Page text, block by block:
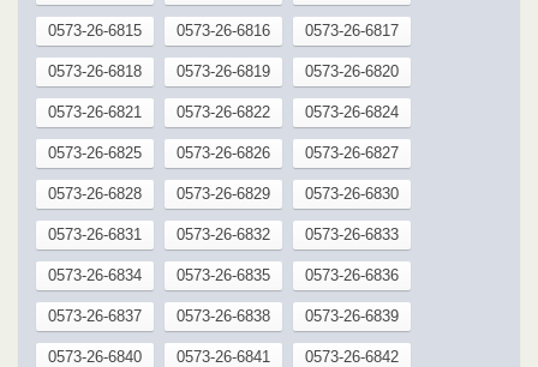
0573-26-6815 0573-26-6816 0573-26-6817
0573-26-6818 0573-26-6819 0573-26-6820
0573-26-6821 0573-26-6822 0573-26-6824
0573-26-6825 0573-26-6826 0573-26-6827
0573-26-6828 0573-26-6829 0573-26-6830
0573-26-6831 0573-26-6832 0573-26-6833
0573-26-6834 0573-26-6835 0573-26-6836
0573-26-6837 0573-26-6838 0573-26-6839
0573-26-6840 0573-26-6841 0573-26-6842